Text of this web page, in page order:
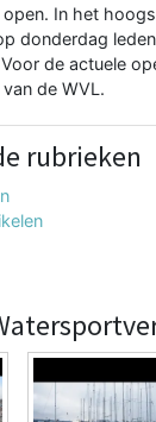
In het
donderdag
de actuele
de WVL.
rubrieken